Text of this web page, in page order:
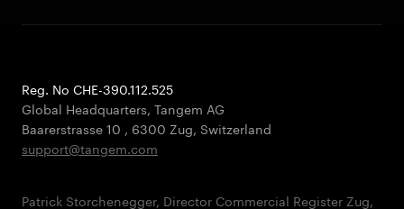
Reg. No CHE-390.112.525
Global Headquarters, Tangem AG
Baarerstrasse 10 , 6300 Zug, Switzerland
support@tangem.com
Patrick Storchenegger, Director Commercial Register Zug,